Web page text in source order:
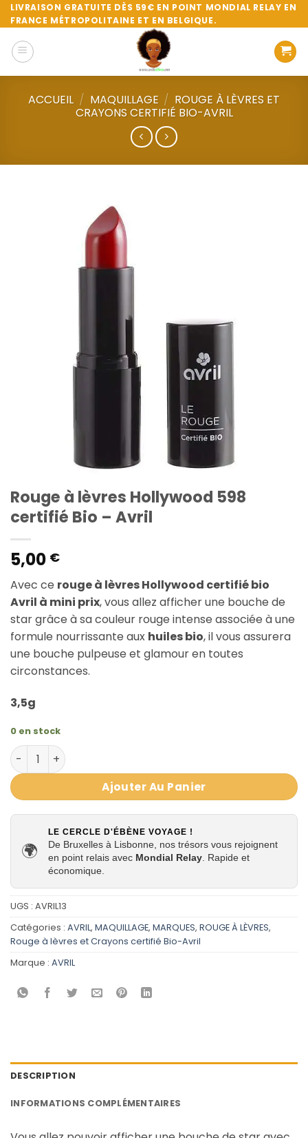
Passer
au
contenu
LIVRAISON GRATUITE DÈS 59€ EN POINT MONDIAL RELAY EN
FRANCE MÉTROPOLITAINE ET EN BELGIQUE.
ACCUEIL / MAQUILLAGE / ROUGE À LÈVRES ET
CRAYONS CERTIFIÉ BIO-AVRIL
Rouge à lèvres Hollywood 598
certifié Bio – Avril
5,00 €
Avec ce rouge à lèvres Hollywood certifié bio
Avril à mini prix, vous allez afficher une bouche de
star grâce à sa couleur rouge intense associée à une
formule nourrissante aux huiles bio, il vous assurera
une bouche pulpeuse et glamour en toutes
circonstances.
3,5g
0 en stock
quantité de Rouge à lèvres Hollywood 598 certifié Bio -
Ajouter Au Panier
🌍
LE CERCLE D'ÉBÈNE VOYAGE !
De Bruxelles à Lisbonne, nos trésors vous rejoignent
en point relais avec Mondial Relay. Rapide et
économique.
UGS : AVRIL13
Catégories : AVRIL, MAQUILLAGE, MARQUES, ROUGE À LÈVRES,
Rouge à lèvres et Crayons certifié Bio-Avril
Marque : AVRIL
DESCRIPTION
INFORMATIONS COMPLÉMENTAIRES